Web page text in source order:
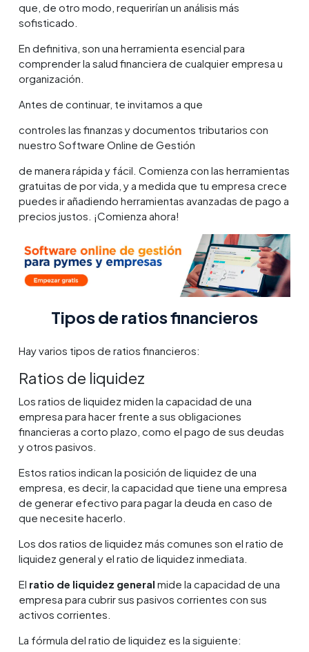
que, de otro modo, requerirían un análisis más
sofisticado.
En definitiva, son una herramienta esencial para
comprender la salud financiera de cualquier empresa u
organización.
Antes de continuar, te invitamos a que
controles las finanzas y documentos tributarios con
nuestro Software Online de Gestión
de manera rápida y fácil. Comienza con las herramientas
gratuitas de por vida, y a medida que tu empresa crece
puedes ir añadiendo herramientas avanzadas de pago a
precios justos. ¡Comienza ahora!
Tipos de ratios financieros
Hay varios tipos de ratios financieros:
Ratios de liquidez
Los ratios de liquidez miden la capacidad de una
empresa para hacer frente a sus obligaciones
financieras a corto plazo, como el pago de sus deudas
y otros pasivos.
Estos ratios indican la posición de liquidez de una
empresa, es decir, la capacidad que tiene una empresa
de generar efectivo para pagar la deuda en caso de
que necesite hacerlo.
Los dos ratios de liquidez más comunes son el ratio de
liquidez general y el ratio de liquidez inmediata.
El ratio de liquidez general mide la capacidad de una
empresa para cubrir sus pasivos corrientes con sus
activos corrientes.
La fórmula del ratio de liquidez es la siguiente: